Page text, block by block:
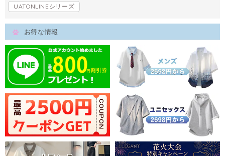
UATONLINEシリーズ
お得な情報